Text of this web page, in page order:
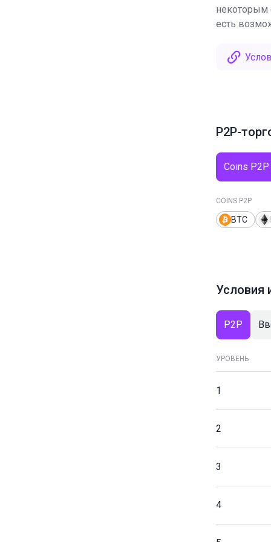
некоторым
есть
P2P-
Coins P2P
COINS P2P
BTC
Условия
P2P
УРОВЕНЬ
1
2
3
4